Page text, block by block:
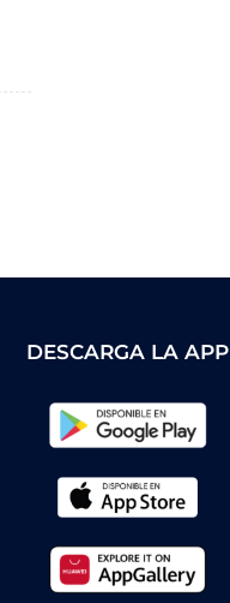
DESCARGA LA APP